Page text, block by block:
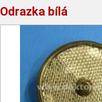
Odrazka bílá